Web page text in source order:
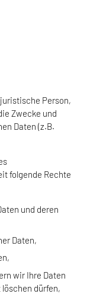
Person,
Zwecke und
Daten (z.B.
folgende Rechte
und deren
Daten,
wir Ihre Daten
dürfen,